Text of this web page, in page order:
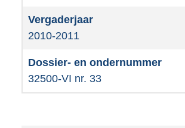
2010-2011
32500-VI nr. 33